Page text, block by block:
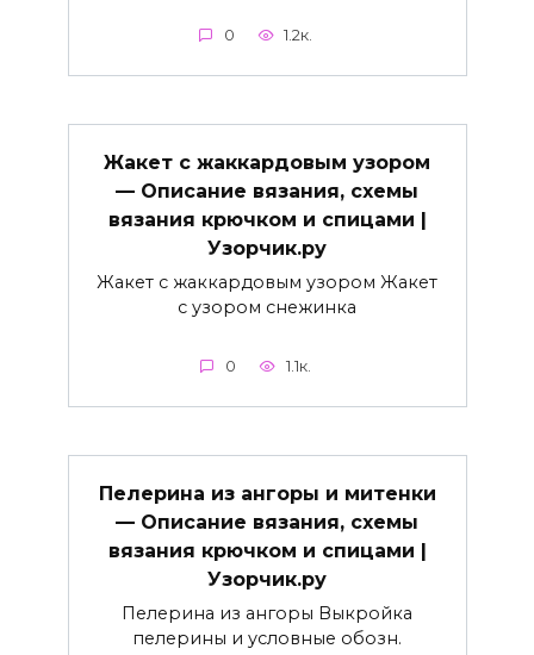
0 1.2к.
Жакет с жаккардовым узором
— Описание вязания, схемы
вязания крючком и спицами |
Узорчик.ру
Жакет с жаккардовым узором Жакет
с узором снежинка
0 1.1к.
Пелерина из ангоры и митенки
— Описание вязания, схемы
вязания крючком и спицами |
Узорчик.ру
Пелерина из ангоры Выкройка
пелерины и условные обозн.